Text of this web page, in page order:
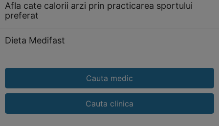
Afla cate calorii arzi prin practicarea sportului
preferat
Dieta Medifast
Cauta medic
Cauta clinica